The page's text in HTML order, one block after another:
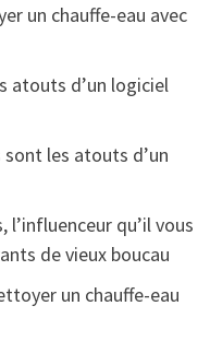
un chauffe-eau avec
atouts d’un logiciel
sont les atouts d’un
qu’il vous
de vieux boucau
un chauffe-eau